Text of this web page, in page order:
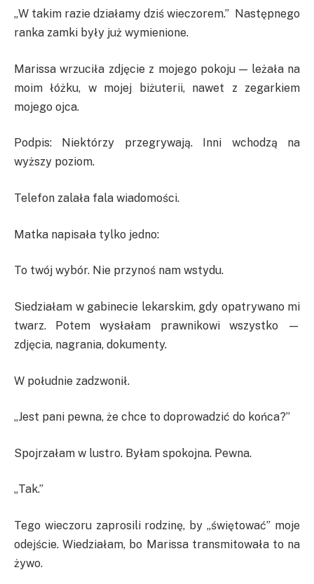
„W takim razie działamy dziś wieczorem.” Następnego
ranka zamki były już wymienione.
Marissa wrzuciła zdjęcie z mojego pokoju — leżała na
moim łóżku, w mojej biżuterii, nawet z zegarkiem
mojego ojca.
Podpis: Niektórzy przegrywają. Inni wchodzą na
wyższy poziom.
Telefon zalała fala wiadomości.
Matka napisała tylko jedno:
To twój wybór. Nie przynoś nam wstydu.
Siedziałam w gabinecie lekarskim, gdy opatrywano mi
twarz. Potem wysłałam prawnikowi wszystko —
zdjęcia, nagrania, dokumenty.
W południe zadzwonił.
„Jest pani pewna, że chce to doprowadzić do końca?”
Spojrzałam w lustro. Byłam spokojna. Pewna.
„Tak.”
Tego wieczoru zaprosili rodzinę, by „świętować” moje
odejście. Wiedziałam, bo Marissa transmitowała to na
żywo.